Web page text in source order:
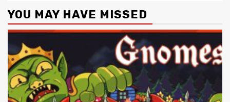
YOU MAY HAVE MISSED